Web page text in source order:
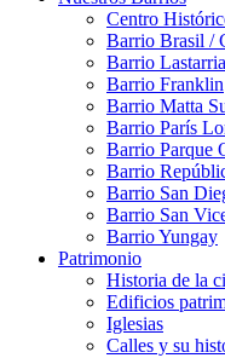
Centro
Barrio Brasil /
Barrio
Barrio Franklin
Barrio Matta
Barrio Parí­s
Barrio Parque
Barrio
Barrio San
Barrio San
Barrio Yungay
Patrimonio
Historia de la
Edificios
Iglesias
Calles y su